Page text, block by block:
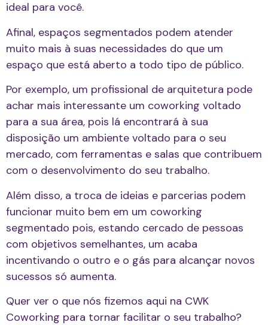
ideal para você.
Afinal, espaços segmentados podem atender
muito mais à suas necessidades do que um
espaço que está aberto a todo tipo de público.
Por exemplo, um profissional de arquitetura pode
achar mais interessante um coworking voltado
para a sua área, pois lá encontrará à sua
disposição um ambiente voltado para o seu
mercado, com ferramentas e salas que contribuem
com o desenvolvimento do seu trabalho.
Além disso, a troca de ideias e parcerias podem
funcionar muito bem em um coworking
segmentado pois, estando cercado de pessoas
com objetivos semelhantes, um acaba
incentivando o outro e o gás para alcançar novos
sucessos só aumenta.
Quer ver o que nós fizemos aqui na CWK
Coworking para tornar facilitar o seu trabalho?